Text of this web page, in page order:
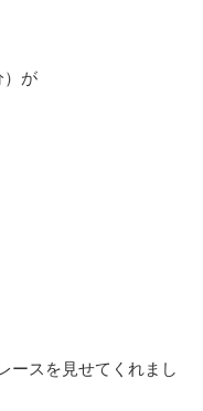
が
ースを見せてくれまし